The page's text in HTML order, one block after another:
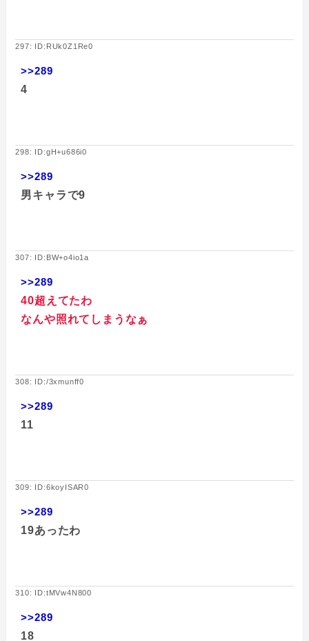
297: ID:RUk0Z1Re0
>>289
4
298: ID:gH+u686i0
>>289
男キャラで9
307: ID:BW+o4io1a
>>289
40超えてたわ
なんや照れてしまうなぁ
308: ID:/3xmunff0
>>289
11
309: ID:6koyISAR0
>>289
19あったわ
310: ID:tMVw4N800
>>289
18